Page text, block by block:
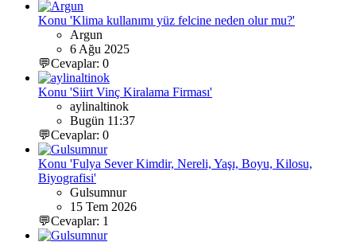
Konu 'Klima kullanımı yüz felcine neden olur mu?'
Argun
6 Ağu 2025
💬Cevaplar: 0
Konu 'Siirt Vinç Kiralama Firması'
aylinaltinok
Bugün 11:37
💬Cevaplar: 0
Konu 'Fulya Sever Kimdir, Nereli, Yaşı, Boyu, Kilosu,
Biyografisi'
Gulsumnur
15 Tem 2026
💬Cevaplar: 1